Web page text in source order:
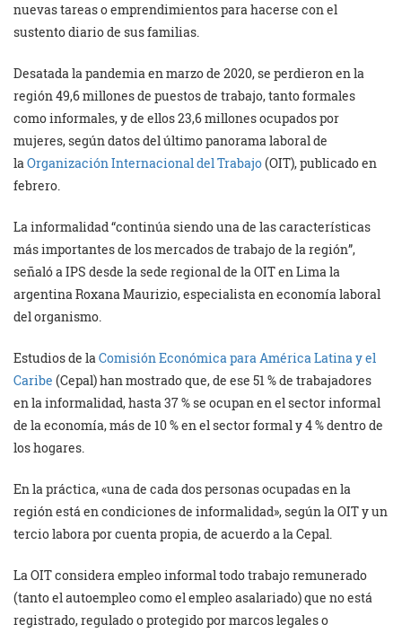
nuevas tareas o emprendimientos para hacerse con el
sustento diario de sus familias.
Desatada la pandemia en marzo de 2020, se perdieron en la
región 49,6 millones de puestos de trabajo, tanto formales
como informales, y de ellos 23,6 millones ocupados por
mujeres, según datos del último panorama laboral de
laOrganización Internacional del Trabajo(OIT), publicado en
febrero.
La informalidad “continúa siendo una de las características
más importantes de los mercados de trabajo de la región”,
señaló a IPS desde la sede regional de la OIT en Lima la
argentina Roxana Maurizio, especialista en economía laboral
del organismo.
Estudios de laComisión Económica para América Latina y el
Caribe (Cepal) han mostrado que, de ese 51 % de trabajadores
en la informalidad, hasta 37 % se ocupan en el sector informal
de la economía, más de 10 % en el sector formal y 4 % dentro de
los hogares.
En la práctica, «una de cada dos personas ocupadas en la
región está en condiciones de informalidad», según la OIT y un
tercio labora por cuenta propia, de acuerdo a la Cepal.
La OIT considera empleo informal todo trabajo remunerado
(tanto el autoempleo como el empleo asalariado) que no está
registrado, regulado o protegido por marcos legales o